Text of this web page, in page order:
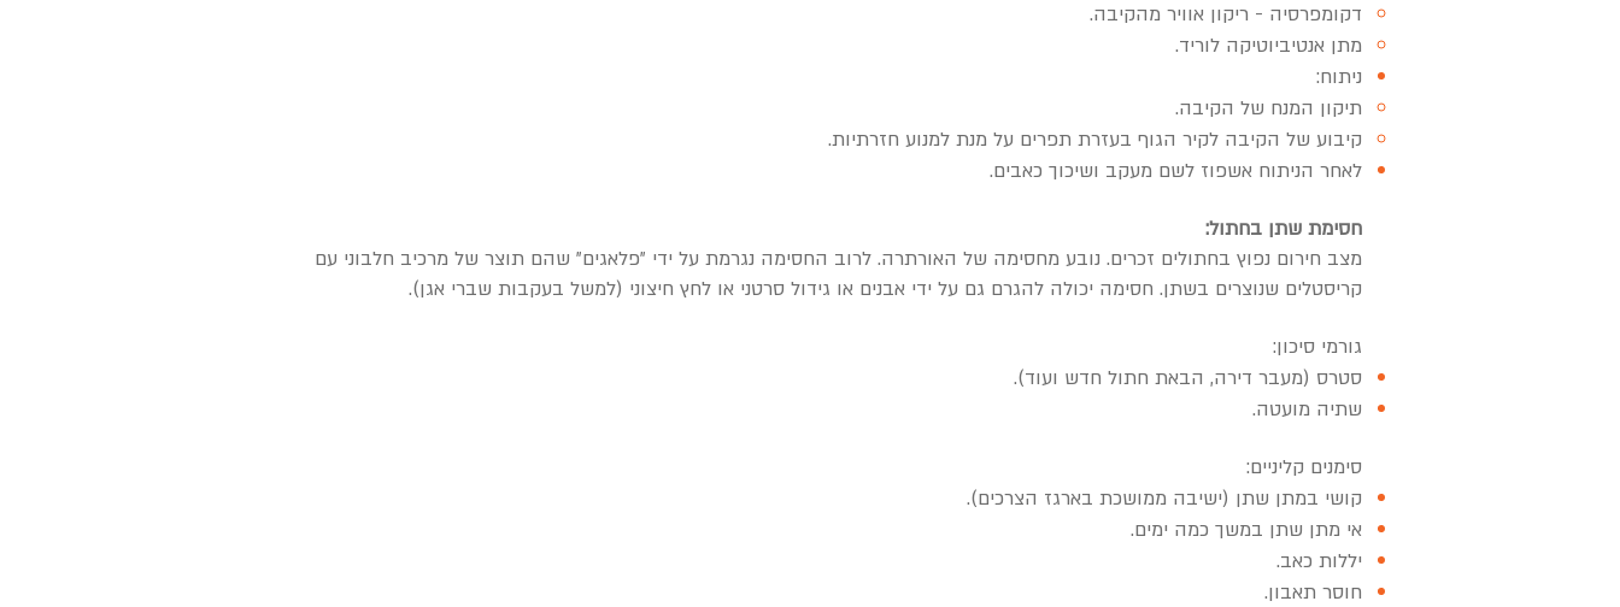
דקומפרסיה - ריקון אוויר מהקיבה.
מתן אנטיביוטיקה לוריד.
ניתוח:
תיקון המנח של הקיבה.
קיבוע של הקיבה לקיר הגוף בעזרת תפרים על מנת למנוע חזרתיות.
לאחר הניתוח אשפוז לשם מעקב ושיכוך כאבים.
חסימת שתן בחתול:
מצב חירום נפוץ בחתולים זכרים. נובע מחסימה של האורתרה. לרוב החסימה נגרמת על ידי "פלאגים" שהם תוצר של מרכיב חלבוני עם
קריסטלים שנוצרים בשתן. חסימה יכולה להגרם גם על ידי אבנים או גידול סרטני או לחץ חיצוני (למשל בעקבות שברי אגן).
גורמי סיכון:
סטרס (מעבר דירה, הבאת חתול חדש ועוד).
שתיה מועטה.
סימנים קליניים:
קושי במתן שתן (ישיבה ממושכת בארגז הצרכים).
אי מתן שתן במשך כמה ימים.
יללות כאב.
חוסר תאבון.